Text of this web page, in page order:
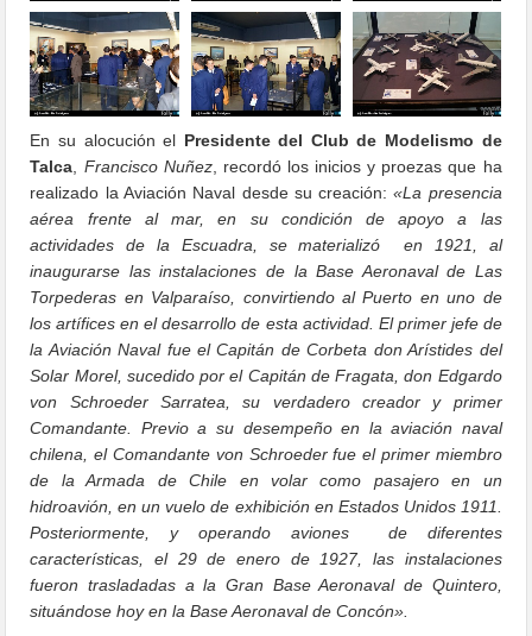
En su alocución el Presidente del Club de Modelismo de
Talca
Francisco Nuñez, recordó los inicios y proezas que ha
realizado la Aviación Naval desde su creación:«La presencia
aérea frente al mar, en su condición de apoyo a las
actividades de la Escuadra, se materializó en 1921, al
inaugurarse las instalaciones de la Base Aeronaval de Las
Torpederas en Valparaíso, convirtiendo al Puerto en uno de
los artífices en el desarrollo de esta actividad. El primer jefe de
la Aviación Naval fue el Capitán de Corbeta don Arístides del
Solar Morel, sucedido por el Capitán de Fragata, don Edgardo
von Schroeder Sarratea, su verdadero creador y primer
Comandante. Previo a su desempeño en la aviación naval
chilena, el Comandante von Schroeder fue el primer miembro
de la Armada de Chile en volar como pasajero en un
hidroavión, en un vuelo de exhibición en Estados Unidos 1911.
Posteriormente, y operando aviones de diferentes
características, el 29 de enero de 1927, las instalaciones
fueron trasladadas a la Gran Base Aeronaval de Quintero,
situándose hoy en la Base Aeronaval de Concón».